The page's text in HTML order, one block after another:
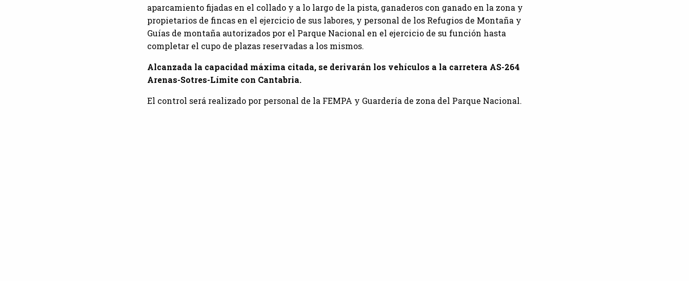
aparcamiento fijadas en el collado y a lo largo de la pista, ganaderos con ganado en la zona y
propietarios de fincas en el ejercicio de sus labores, y personal de los Refugios de Montaña y
Guías de montaña autorizados por el Parque Nacional en el ejercicio de su función hasta
completar el cupo de plazas reservadas a los mismos.
Alcanzada la capacidad máxima citada, se derivarán los vehículos a la carretera AS-264
Arenas-Sotres-Límite con Cantabria.
El control será realizado por personal de la FEMPA y Guardería de zona del Parque Nacional.